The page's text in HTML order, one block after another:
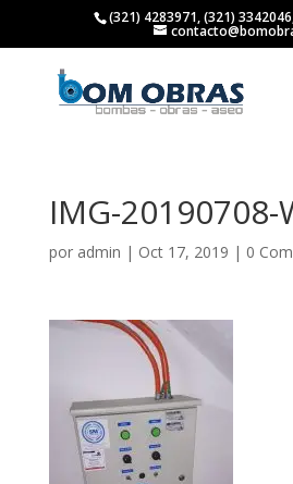
(321) 4283971, (321)
IMG-20190708-
por admin | Oct 17, 2019 | 0